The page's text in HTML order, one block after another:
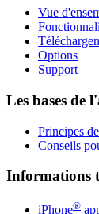
Vue
Options
Support
Les bases de
Principes
Conseils
Informations
iPhone®